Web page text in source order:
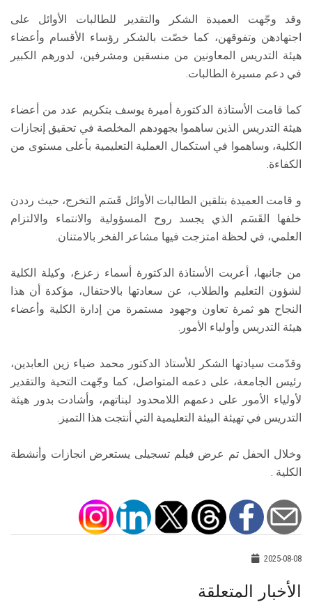
وقد وجّهت العميدة الشكر والتقدير للطالبات الأوائل على
اجتهادهن وتفوقهن، كما خصّت بالشكر رؤساء الأقسام وأعضاء
هيئة التدريس المعاونين من منسقين ومشرفين، لدورهم الكبير
في دعم مسيرة الطالبات.
كما قامت الأستاذة الدكتورة أميرة يوسف بتكريم عدد من أعضاء
هيئة التدريس الذين ساهموا بجهودهم المخلصة في تحقيق إنجازات
الكلية، وساهموا في استكمال العملية التعليمية بأعلى مستوى من
الكفاءة.
و قامت العميدة بتلقين الطالبات الأوائل قَسَم التخرج، حيث رددن
خلفها القَسَم الذي يجسد روح المسؤولية والانتماء والالتزام
العلمي، في لحظة امتزجت فيها مشاعر الفخر بالامتنان.
من جانبها، أعربت الأستاذة الدكتورة أسماء زعزع، وكيلة الكلية
لشؤون التعليم والطلاب، عن سعادتها بالاحتفال، مؤكدة أن هذا
النجاح هو ثمرة تعاون وجهود مستمرة من إدارة الكلية وأعضاء
هيئة التدريس وأولياء الأمور.
وقدّمت سيادتها الشكر للأستاذ الدكتور محمد ضياء زين العابدين،
رئيس الجامعة، على دعمه المتواصل، كما وجّهت التحية والتقدير
لأولياء الأمور على دعمهم اللامحدود لبناتهم، وأشادت بدور هيئة
التدريس في تهيئة البيئة التعليمية التي أنتجت هذا التميز.
وخلال الحفل تم عرض فيلم تسجيلى يستعرض انجازات وأنشطة
الكلية .
2025-08-08
الأخبار المتعلقة